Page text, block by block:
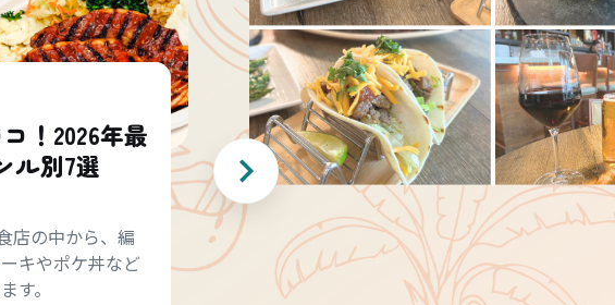
！2026年最
ル別7選
店の中から、編
キやポケ丼など
す。